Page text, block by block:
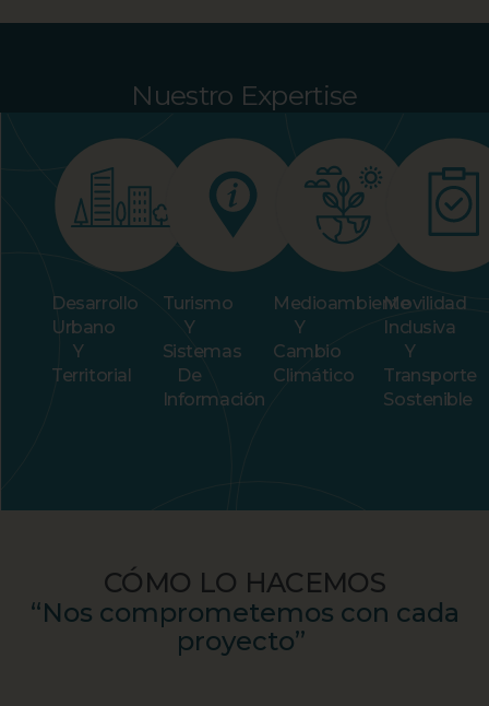
Nuestro Expertise
Desarrollo
Urbano
Y
Territorial
Turismo
Y
Sistemas
De
Información
Medioambiente
Y
Cambio
Climático
Movilidad
Inclusiva
Y
Transporte
Sostenible
CÓMO LO HACEMOS
“Nos comprometemos con cada
proyecto”